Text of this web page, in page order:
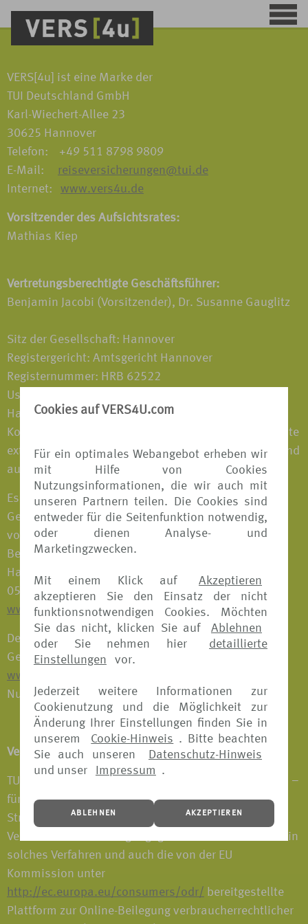
Cookies auf VERS4U.com
Für ein optimales Webangebot erheben wir
mit Hilfe von Cookies
Nutzungsinformationen, die wir auch mit
unseren Partnern teilen. Die Cookies sind
entweder für die Seitenfunktion notwendig,
oder dienen Analyse- und
Marketingzwecken.
Mit einem Klick auf
Akzeptieren
akzeptieren Sie den Einsatz der nicht
funktionsnotwendigen Cookies. Möchten
Sie das nicht, klicken Sie auf
Ablehnen
oder Sie nehmen hier
detaillierte
Einstellungen
vor.
Jederzeit weitere Informationen zur
Cookienutzung und die Möglichkeit zur
Änderung Ihrer Einstellungen finden Sie in
unserem
Cookie-Hinweis . Bitte beachten
Sie auch unseren
Datenschutz-Hinweis
und unser
Impressum .
ABLEHNEN AKZEPTIEREN
VERS[4u] ist eine Marke der
TUI Deutschland GmbH
Karl-Wiechert-Allee 23
30625 Hannover
Telefon: +49 511 8798 9809
E-Mail:
reiseversicherungen@tui.de
Internet: www.vers4u.de
Vorsitzender des Aufsichtsrates:
Mathias Kiep
Vertretungsberechtigte Geschäftsführer:
Benjamin Jacobi (Vorsitzender), Dr. Susanne Gauglitz
Sitz der Gesellschaft: Hannover
Registergericht: Amtsgericht Hannover
Registernummer: HRB 62522
Ust-Ident.-Nr. DE 242380569
Haftungshinweis: Trotz sorgfältiger inhaltlicher
Kontrolle übernehmen wir keine Haftung für die Inhalte
externer Links. Für den Inhalt der verlinkten Seiten sind
ausschließlich deren Betreiber verantwortlich.
Es ist eine Gewerbeerlaubnis nach § 34d Abs. 1
Gewerbeordnung als Versicherungsvertreter
vorhanden; zuständige Aufsichtsbehörde und
Berufskammer: Industrie- und Handelskammer
Hannover, Schiffgraben 49, 30175 Hannover, Tel.:
0511 310 7 0, Fax: 0511 310 74 36,
www.hannover.ihk.de
Der Erlaubnisumfang gemäß § 34d Absatz 1 der
Gewerbeordnung ist auf der Internetseite:
www.vermittlerregister.info
Nummer einsehbar: D-1EEI-2XLRA-93.
Verbraucherstreitbeilegung / OS-Plattform
TUI Deutschland GmbH nimmt derzeit nicht an einem –
für sie freiwilligen – Verfahren zur alternativen
Streitbeilegung nach dem
Verbraucherstreitbeilegungsgesetz teil. Daher kann ein
solches Verfahren und auch die von der EU
Kommission unter
http://ec.europa.eu/consumers/odr/ bereitgestellte
Plattform zur Online-Beilegung verbraucherrechtlicher